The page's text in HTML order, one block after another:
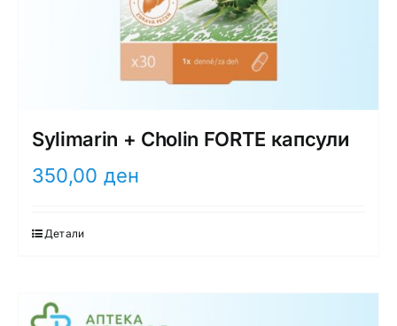
Sylimarin + Cholin FORTE капсули
350,00 ден
Детали